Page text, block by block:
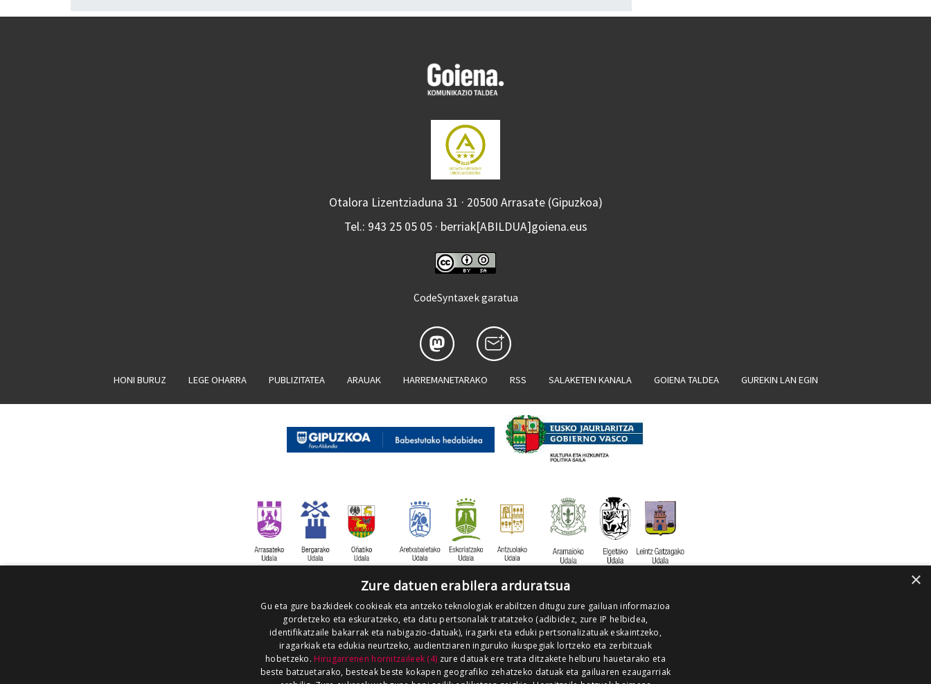
Otalora Lizentziaduna 31 · 20500 Arrasate (Gipuzkoa)
Tel.: 943 25 05 05 · berriak[ABILDUA]goiena.eus
CodeSyntaxek garatua
HONI BURUZ LEGE OHARRA PUBLIZITATEA ARAUAK HARREMANETARAKO RSS SALAKETEN KANALA GOIENA TALDEA GUREKIN LAN EGIN
×
Zure datuen erabilera arduratsua
Gu eta gure bazkideek cookieak eta antzeko teknologiak erabiltzen ditugu zure gailuan informazioa
gordetzeko eta eskuratzeko, eta datu pertsonalak tratatzeko (adibidez, zure IP helbidea,
identifikatzaile bakarrak eta nabigazio-datuak), iragarki eta eduki pertsonalizatuak eskaintzeko,
iragarkiak eta edukia neurtzeko, audientziaren inguruko ikuspegiak lortzeko eta zerbitzuak
hobetzeko. Hirugarrenen hornitzaileek (4) zure datuak ere trata ditzakete helburu hauetarako eta
beste batzuetarako, besteak beste kokapen geografiko zehatzeko datuak eta gailuaren ezaugarriak